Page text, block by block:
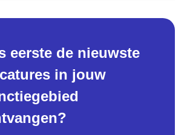
eerste de nieuwste
in jouw